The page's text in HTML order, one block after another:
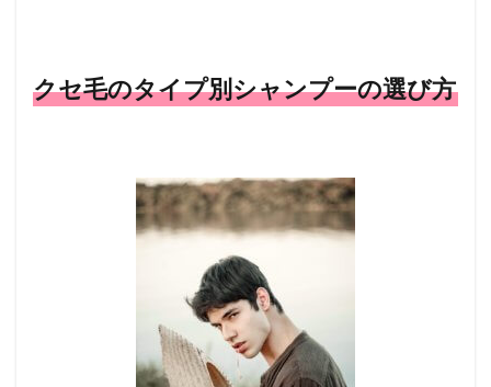
クセ毛のタイプ別シャンプーの選び方